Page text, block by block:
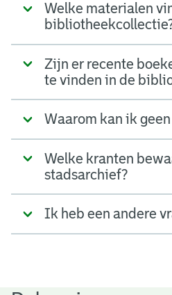
Welke materialen
Zijn er recente
te vinden in de
Waarom kan ik
Welke kranten
stadsarchief?
Ik heb een andere